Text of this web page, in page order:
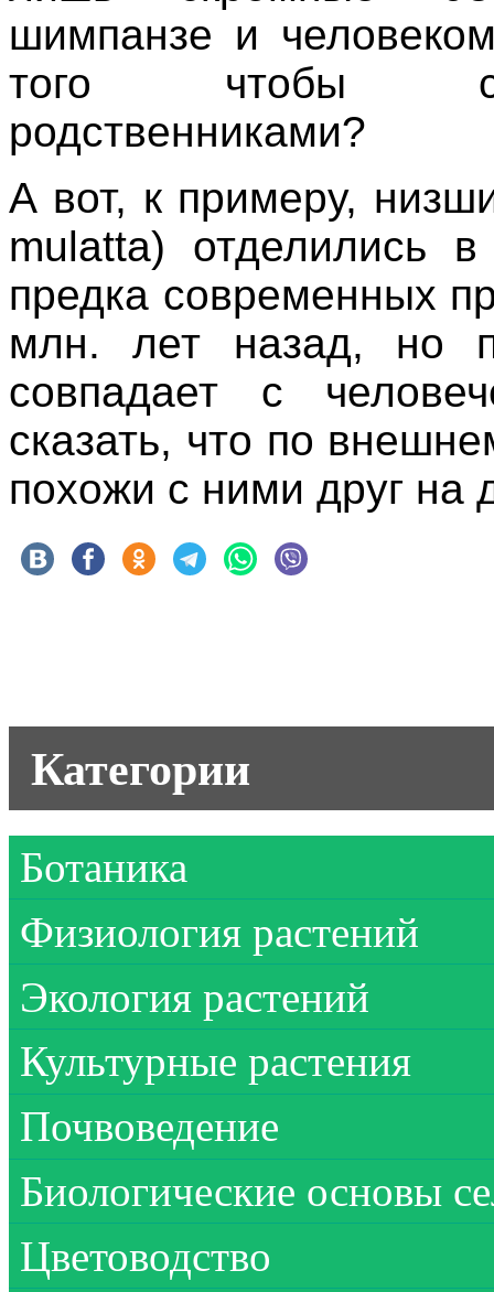
шимпанзе и
того чтобы
родственниками?
А вот, к примеру,
mulatta) отделились
предка современных
млн. лет назад, но
совпадает с
сказать, что по
похожи с ними друг на
Категории
Ботаника
Физиология растений
Экология растений
Культурные растения
Почвоведение
Биологические основы
Цветоводство